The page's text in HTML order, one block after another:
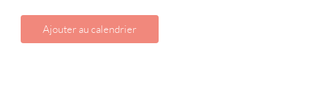
Ajouter au calendrier